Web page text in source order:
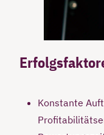
Konstante